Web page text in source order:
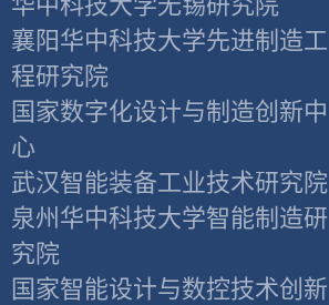
襄阳华中科技大学先进制造工
程研究院
国家数字化设计与制造创新中
心
武汉智能装备工业技术研究院
泉州华中科技大学智能制造研
究院
国家智能设计与数控技术创新